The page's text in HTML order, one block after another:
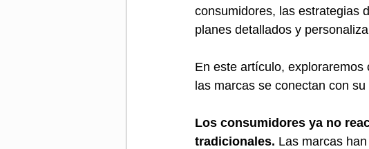
consumidores, las estrategias
planes detallados y
En este artículo,
las marcas se conectan con su
Los consumidores ya no
tradicionales. Las marcas